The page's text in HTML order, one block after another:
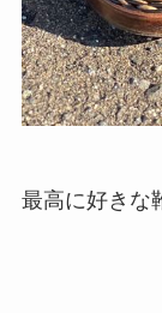
最高に好きな